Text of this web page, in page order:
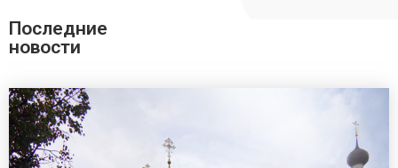
Последние
новости